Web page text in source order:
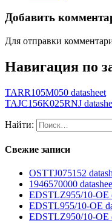
Добавить
Для отправки
Навигация по
TARR105M050 datasheet
TAJC156K025RNJ
Найти:
Свежие записи
OSTTJ075152
1946570000
EDSTLZ955/10-OE
EDSTL955/10-OE
EDSTLZ950/10-OE